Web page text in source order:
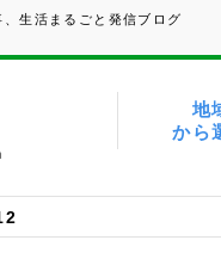
生活まるごと発信ブログ
地
から